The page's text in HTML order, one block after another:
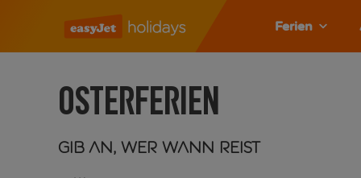
Ferien
Osterferien
Gib an, wer wann reist